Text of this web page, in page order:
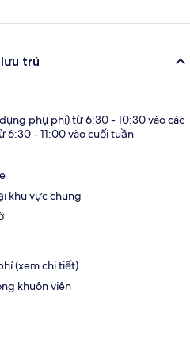
trú
phụ phí) từ 6:30 - 10:30 vào các
6:30 - 11:00 vào cuối tuần
khu vực chung
(xem chi tiết)
khuôn viên